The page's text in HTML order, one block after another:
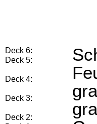
Deck 6:
Deck 5:
Deck 4:
Deck 3:
Deck 2:
Fe